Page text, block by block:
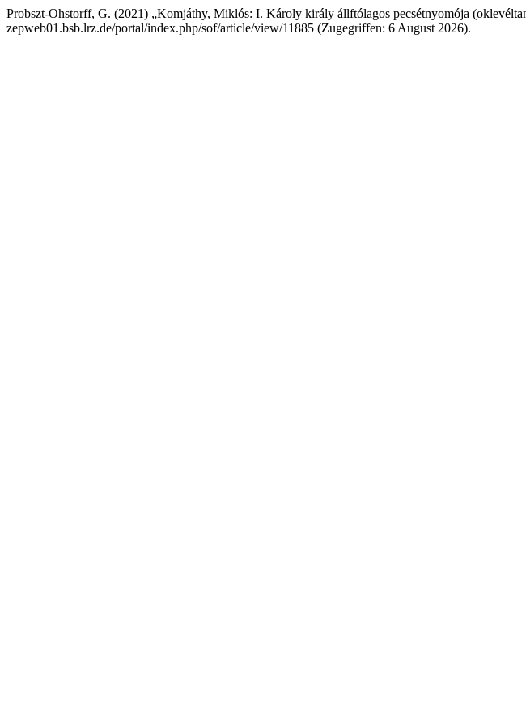
Probszt-Ohstorff, G. (2021) „Komjáthy, Miklós: I. Károly király állftólagos pecsétnyomója
zepweb01.bsb.lrz.de/portal/index.php/sof/article/view/11885 (Zugegriffen: 6 August 2026).